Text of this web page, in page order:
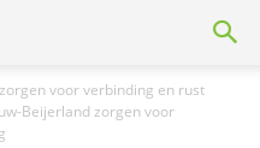
voor verbinding en rust
Beijerland zorgen voor